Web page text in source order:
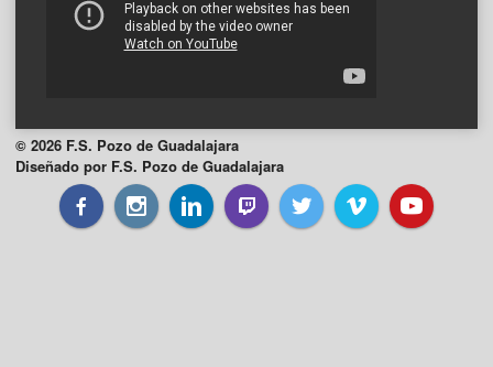
© 2026 F.S. Pozo de Guadalajara
Diseñado por F.S. Pozo de Guadalajara